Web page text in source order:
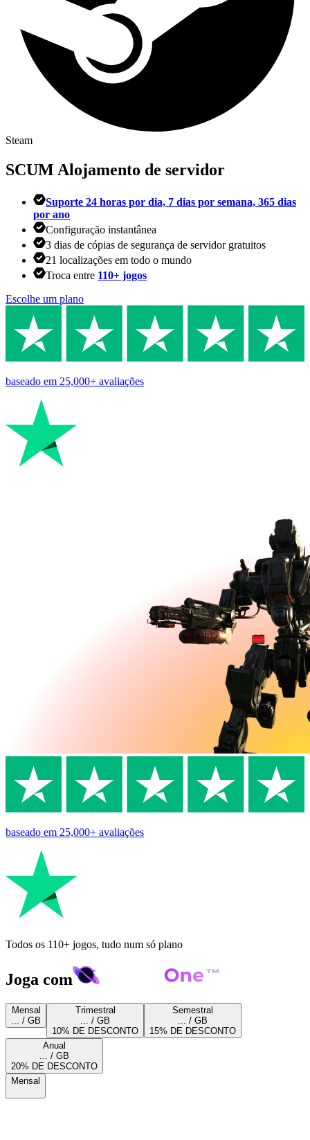
Steam
SCUM Alojamento de servidor
Suporte 24 horas por dia, 7 dias por semana, 365 dias
por ano
Configuração instantânea
3 dias de cópias de segurança de servidor gratuitos
21 localizações em todo o mundo
Troca entre 110+ jogos
Escolhe um plano
baseado em 25,000+ avaliações
baseado em 25,000+ avaliações
Todos os 110+ jogos, tudo num só plano
Joga com
Mensal
... / GB
Trimestral
... / GB
10% DE DESCONTO
Semestral
... / GB
15% DE DESCONTO
Anual
... / GB
20% DE DESCONTO
Mensal